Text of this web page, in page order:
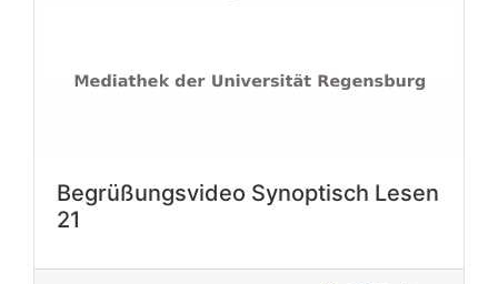
Begrüßungsvideo Synoptisch Lesen
21